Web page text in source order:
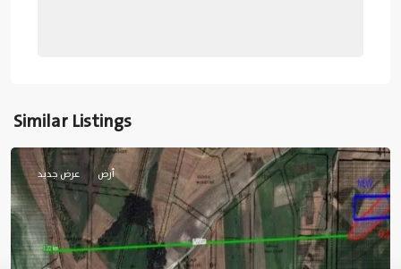
Similar Listings
أرض عرض جديد